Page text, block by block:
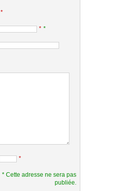
*
* *
*
* Cette adresse ne sera pas
publiée.